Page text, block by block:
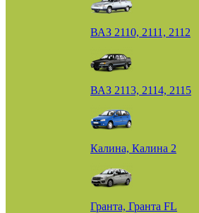
ВАЗ 2110, 2111, 2112
ВАЗ 2113, 2114, 2115
Калина, Калина 2
Гранта, Гранта FL